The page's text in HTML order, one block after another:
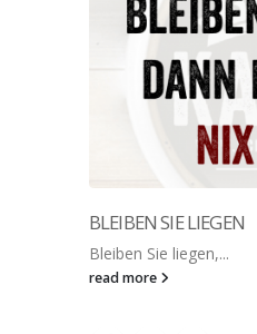
BLEIBEN SIE LIEGEN
Bleiben Sie liegen,...
read more